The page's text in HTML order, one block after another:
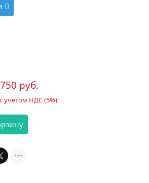
750 руб.
учетом НДС (5%)